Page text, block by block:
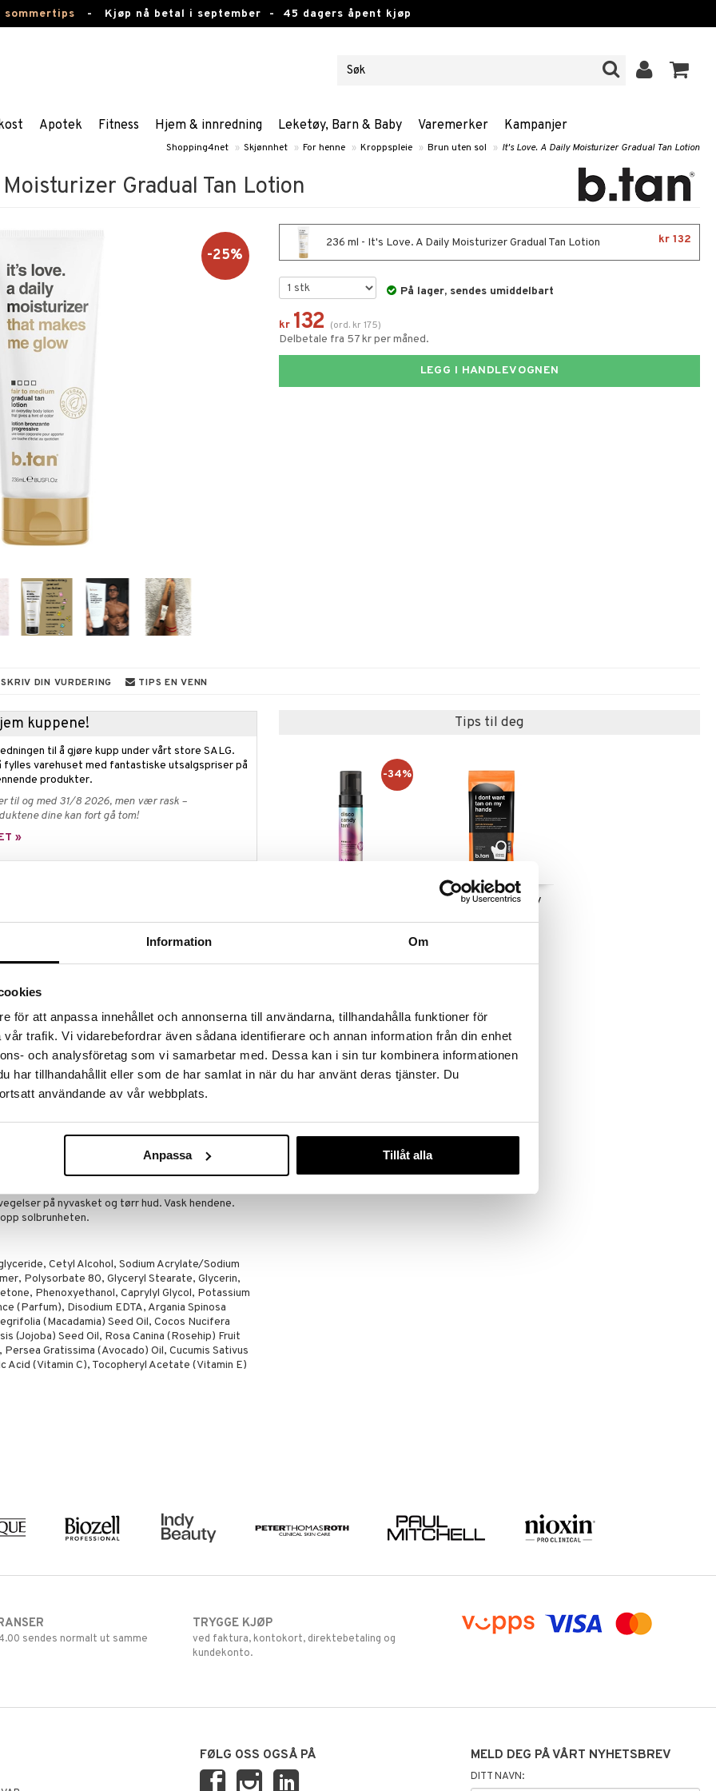
Information Om
för att anpassa innehållet och annonserna till användarna, tillhandahålla funktioner för
trafik. Vi vidarebefordrar även sådana identifierare och annan information från din enhet
och analysföretag som vi samarbetar med. Dessa kan i sin tur kombinera informationen
har tillhandahållit eller som de har samlat in när du har använt deras tjänster. Du
användande av vår webbplats.
Anpassa Tillåt alla
- Kjøp nå betal i september - 45 dagers åpent kjøp
Apotek Fitness Hjem & innredning Leketøy, Barn & Baby Varemerker Kampanjer
Shopping4net » Skjønnhet » For henne » Kroppspleie » Brun uten sol » It's Love. A Daily Moisturizer Gradual Tan Lotion
Gradual Tan Lotion
-25%
236 ml - It's Love. A Daily Moisturizer Gradual Tan Lotion kr 132
På lager, sendes umiddelbart
kr 132 (ord. kr 175)
Delbetale fra 57 kr per måned.
LEGG I HANDLEVOGNEN
SKRIV DIN VURDERING TIPS EN VENN
kuppene!
til å gjøre kupp under vårt store SALG.
fylles varehuset med fantastiske utsalgspriser på
produkter.
til og med 31/8 2026, men vær rask –
dine kan fort gå tom!
»
spray, mousse, lotion, mist, dråper og gel –
Skynd deg, din glød venter!
Me Glow Gradual Tan Lotion er en
gir en lett solkysset farge.
samtidig som den gradvis bygger opp en gylden
fuktighetsgivende ingredienser som kokosolje,
fargen gradvis, eller etter bruk av en
på nyvasket og tørr hud. Vask hendene.
solbrunheten.
Cetyl Alcohol, Sodium Acrylate/Sodium
Polysorbate 80, Glyceryl Stearate, Glycerin,
Phenoxyethanol, Caprylyl Glycol, Potassium
(Parfum), Disodium EDTA, Argania Spinosa
(Macadamia) Seed Oil, Cocos Nucifera
(Jojoba) Seed Oil, Rosa Canina (Rosehip) Fruit
Gratissima (Avocado) Oil, Cucumis Sativus
Acid (Vitamin C), Tocopheryl Acetate (Vitamin E)
Tips til deg
B.TAN
-34%
I Don't Want Tan On My
B.TAN
sendes normalt ut samme
TRYGGE KJØP
ved faktura, kontokort, direktebetaling og
kundekonto.
FØLG OSS OGSÅ PÅ MELD DEG PÅ VÅRT NYHETSBREV
DITT NAVN: